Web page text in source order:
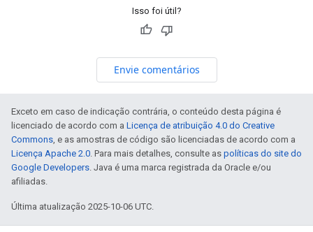
Isso foi útil?
Envie comentários
Exceto em caso de indicação contrária, o conteúdo desta página é
licenciado de acordo com a Licença de atribuição 4.0 do Creative
Commons , e as amostras de código são licenciadas de acordo com a
Licença Apache 2.0 . Para mais detalhes, consulte as políticas do site do
Google Developers . Java é uma marca registrada da Oracle e/ou
afiliadas.
Última atualização 2025-10-06 UTC.